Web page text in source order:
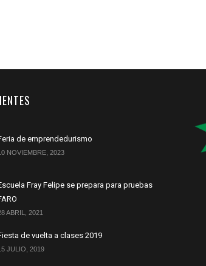
de emprendedurismo
NOVIEMBRE, 2023
Fray Felipe se prepara para pruebas
ABRIL, 2021
de vuelta a clases 2019
JULIO, 2019